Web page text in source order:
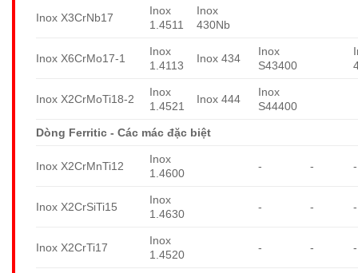
Inox X3CrNb17
Inox
1.4511
Inox
430Nb
Inox X6CrMo17-1
Inox
1.4113
Inox 434
Inox
S43400
Inox X2CrMoTi18-2
Inox
1.4521
Inox 444
Inox
S44400
Dòng Ferritic - Các mác đặc biệt
Inox X2CrMnTi12
Inox
1.4600
- - -
Inox X2CrSiTi15
Inox
1.4630
- - -
Inox X2CrTi17
Inox
1.4520
- - -